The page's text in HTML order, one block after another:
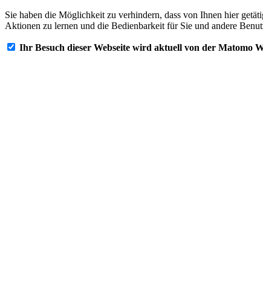
Sie haben die Möglichkeit zu verhindern, dass von Ihnen hier
Aktionen zu lernen und die Bedienbarkeit für Sie und andere
Ihr Besuch dieser Webseite wird aktuell von der Matomo